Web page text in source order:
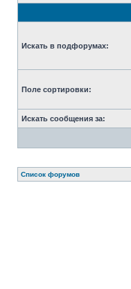
Искать в подфорумах:
Поле сортировки:
Искать сообщения за:
Список форумов